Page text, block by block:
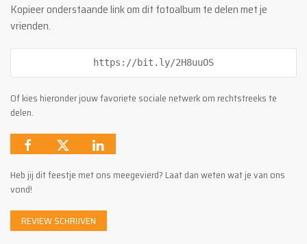
Kopieer onderstaande link om dit fotoalbum te delen met je
vrienden.
https://bit.ly/2H8uuOS
Of kies hieronder jouw favoriete sociale netwerk om rechtstreeks te
delen.
Heb jij dit feestje met ons meegevierd? Laat dan weten wat je van ons
vond!
REVIEW SCHRIJVEN